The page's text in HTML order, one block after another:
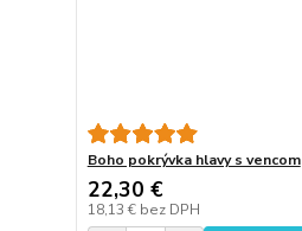
Boho pokrývka hlavy s vencom
22,30 €
18,13 € bez DPH